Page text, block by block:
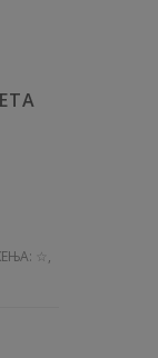
☆ ,